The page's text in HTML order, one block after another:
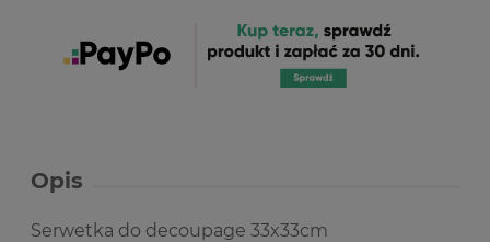
Opis
Serwetka do decoupage 33x33cm